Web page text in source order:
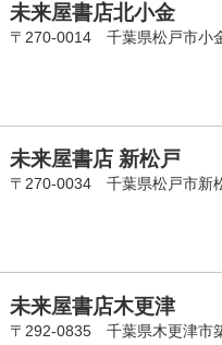
未来屋書店北小金
〒270-0014 千葉県松戸市小
未来屋書店 新松戸
〒270-0034 千葉県松戸市新
未来屋書店木更津
〒292-0835 千葉県木更津市